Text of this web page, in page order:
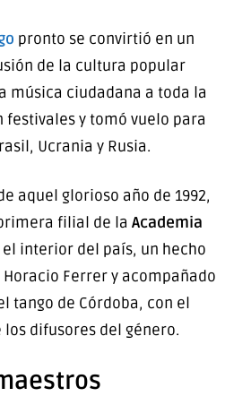
pronto se convirtió en un
de la cultura popular
música ciudadana a toda la
y tomó vuelo para
Ucrania y Rusia.
aquel glorioso año de 1992,
filial de la Academia
el interior del país, un hecho
Ferrer y acompañado
tango de Córdoba, con el
difusores del género.